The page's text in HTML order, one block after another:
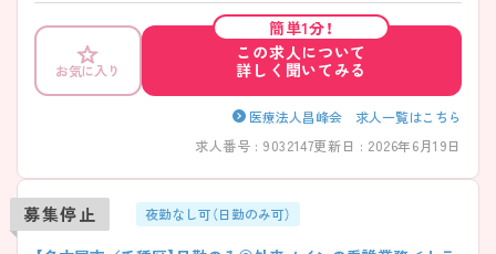
スとも役割分担しながら、無理のない形で医療に取り組める環境になっ
ているのも特徴です。年間休日120日以上、残業少めなど、生活リズムを
大切にしながら働ける点も魅力です。経験年数に関わらず段階的に学べ
る教育の体制が整っており、新卒者のほかに中途入社の方にもサポート
ナースがついてくださるので、安心して長く続けることができる法人で
ています。 ・入職後すぐに3日間の有給休暇付与/リフレッシュ休暇2日あ
り ・「年間休日120日以上」で、計画的にお休みを確保 ・残業は少なめで、
仕事終わりの時間も大切にできます →有給休暇も取得しやすく、私生活
との両立がしやすい環境です ――――――――――――――― ■ 安定
した収入を得ながら働けます ――――――――――――――― 長く続
お気に入り
簡単1分！
この求人について
詳しく聞いてみる
医療法人昌峰会 求人一覧はこちら
求人番号 : 9032147更新日 : 2026年6月19日
募集停止 夜勤なし可（日勤のみ可）